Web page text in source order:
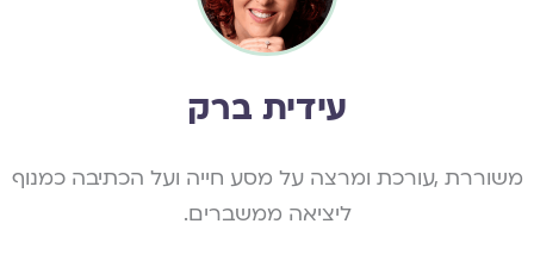
עידית ברק
משוררת ,עורכת ומרצה על מסע חייה ועל הכתיבה כמנוף
ליציאה ממשברים.